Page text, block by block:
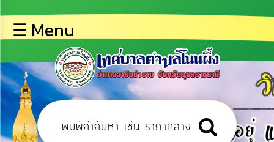
หลัก
ข้อมูล
พื้น
ฐาน
บุคลากร
☰ Menu